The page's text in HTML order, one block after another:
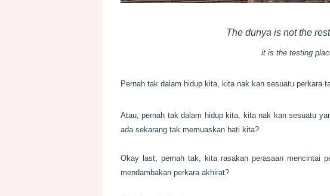
The dunya is not the
it is the testing
Pernah tak dalam hidup kita, kita nak kan sesuatu perkara
Atau; pernah tak dalam hidup kita, kita nak kan sesuatu
ada sekarang tak memuaskan hati kita?
Okay last, pernah tak, kita rasakan perasaan mencintai
mendambakan perkara akhirat?